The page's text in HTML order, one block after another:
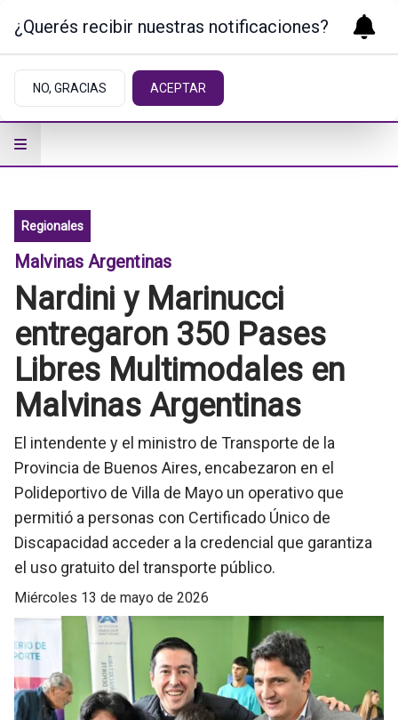
Regionales
Malvinas Argentinas
Nardini y Marinucci
entregaron 350 Pases
Libres Multimodales en
Malvinas Argentinas
El intendente y el ministro de Transporte de la
Provincia de Buenos Aires, encabezaron en el
Polideportivo de Villa de Mayo un operativo que
permitió a personas con Certificado Único de
Discapacidad acceder a la credencial que garantiza
el uso gratuito del transporte público.
miércoles 13 de mayo de 2026
¿Querés recibir nuestras notificaciones?
NO, GRACIAS ACEPTAR